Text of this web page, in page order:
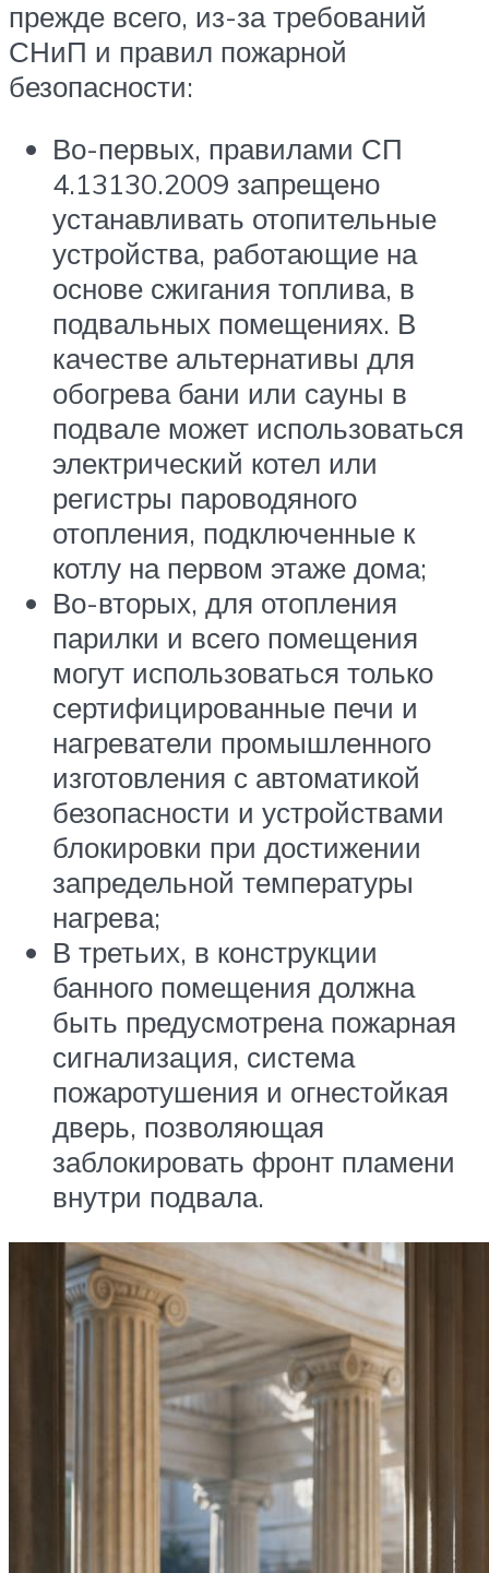
прежде всего, из-за требований
СНиП и правил пожарной
безопасности:
Во-первых, правилами СП
4.13130.2009 запрещено
устанавливать отопительные
устройства, работающие на
основе сжигания топлива, в
подвальных помещениях. В
качестве альтернативы для
обогрева бани или сауны в
подвале может использоваться
электрический котел или
регистры пароводяного
отопления, подключенные к
котлу на первом этаже дома;
Во-вторых, для отопления
парилки и всего помещения
могут использоваться только
сертифицированные печи и
нагреватели промышленного
изготовления с автоматикой
безопасности и устройствами
блокировки при достижении
запредельной температуры
нагрева;
В третьих, в конструкции
банного помещения должна
быть предусмотрена пожарная
сигнализация, система
пожаротушения и огнестойкая
дверь, позволяющая
заблокировать фронт пламени
внутри подвала.